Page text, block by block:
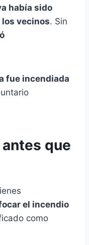
había sido
vecinos. Sin
fue incendiada
que
el incendio
como